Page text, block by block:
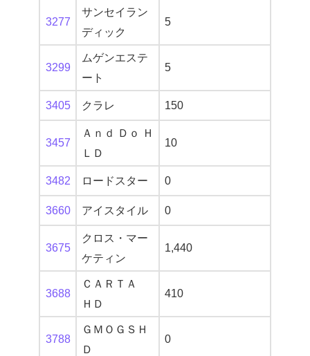
3277
サンセイラン
ディック
5
3299
ムゲンエステ
ート
5
3405 クラレ 150
3457
Ａｎｄ Ｄｏ Ｈ
ＬＤ
10
3482 ロードスター 0
3660 アイスタイル 0
3675
クロス・マー
ケティン
1,440
3688
ＣＡＲＴＡ
ＨＤ
410
3788
ＧＭＯＧＳＨ
Ｄ
0